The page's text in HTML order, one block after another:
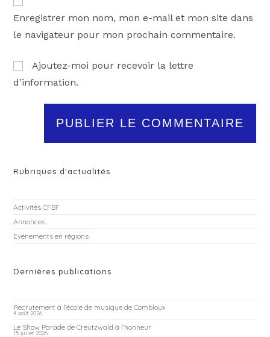
Enregistrer mon nom, mon e-mail et mon site dans
le navigateur pour mon prochain commentaire.
Ajoutez-moi pour recevoir la lettre
d'information.
Rubriques d'actualités
Activités CFBF
Annonces
Evénements en régions
Dernières publications
Recrutement à l’école de musique de Combloux
4 août 2026
Le Show Parade de Creutzwald à l’honneur
15 juillet 2026